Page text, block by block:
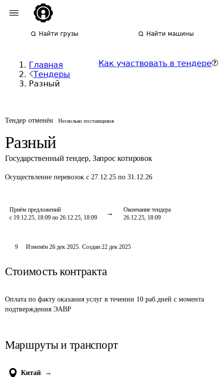
Найти грузы Найти машины
Главная
Тендеры
Разный
Как участвовать в тендере
Тендер отменён Несколько поставщиков
Разный
Государственный тендер, Запрос котировок
Осуществление перевозок с 27.12.25 по 31.12.26
Приём предложений
с 19.12.25, 18:09 по 26.12.25, 18:09
Окончание тендера
26.12.25, 18:09
9 Изменён 26 дек 2025. Создан 22 дек 2025
Стоимость контракта
Оплата по факту оказания услуг в течении 10 раб.дней с момента
подтверждения ЭАВР
Маршруты и транспорт
Китай
→